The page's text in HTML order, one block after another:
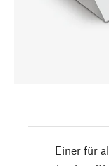
Einer für